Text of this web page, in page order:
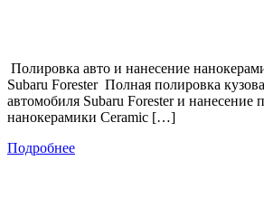
Полировка авто и нанесение
Subaru Forester Полная полировка
автомобиля Subaru Forester и нанесение
нанокерамики Ceramic […]
Подробнее